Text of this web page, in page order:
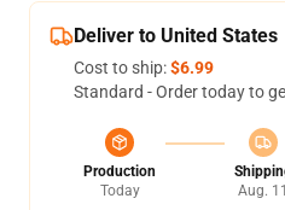
Deliver to United States
Cost to ship:$6.99
Standard - Order today to
Production
Today
Aug. 11